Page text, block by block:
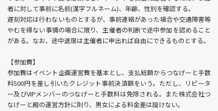
者に対して事前に名前(漢字フルネーム)、年齢、性別を確認する。
遅刻対応は行わないものとするが、事前連絡があった場合や交通障害等
やむを得ない事情の場合に限り、主催者の判断で途中参加を認めること
がある。なお、途中退席は主催者に申出れば自由にできるものとする。
【参加費】
参加費はイベント企画運営費を基本とし、支払総額からつなげーと手数
料500円を差し引いたクレジット事前決済額をいう。ただし、リピータ
ー及びVIPメンバーのつなげーと手数料は免除される。また株式会社つ
なげーと殿の運営方針に則り、男女による料金差は設けない。